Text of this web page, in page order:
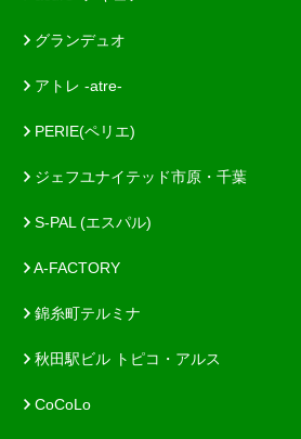
グランデュオ
アトレ -atre-
PERIE(ペリエ)
ジェフユナイテッド市原・千葉
S-PAL (エスパル)
A-FACTORY
錦糸町テルミナ
秋田駅ビル トピコ・アルス
CoCoLo